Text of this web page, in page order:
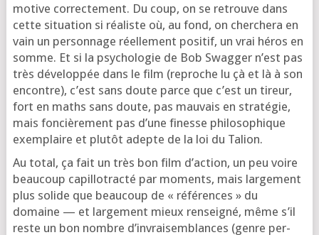
motive cor­rec­te­ment. Du coup, on se retrouve dans
cette situa­tion si réa­liste où, au fond, on cher­che­ra en
vain un per­son­nage réel­le­ment posi­tif, un vrai héros en
somme. Et si la psy­cho­lo­gie de Bob Swagger n’est pas
très déve­lop­pée dans le film (reproche lu çà et là à son
encontre), c’est sans doute parce que c’est un tireur,
fort en maths sans doute, pas mau­vais en stra­té­gie,
mais fon­ciè­re­ment pas d’une finesse phi­lo­so­phique
exem­plaire et plu­tôt adepte de la loi du Talion.
Au total, ça fait un très bon film d’ac­tion, un peu voire
beau­coup capil­lo­trac­té par moments, mais lar­ge­ment
plus solide que beau­coup de « réfé­rences » du
domaine — et lar­ge­ment mieux ren­sei­gné, même s’il
reste un bon nombre d’in­vrai­sem­blances (genre per­